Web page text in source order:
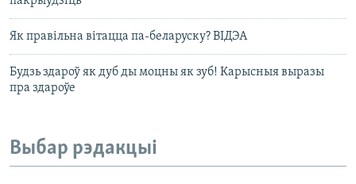
Як правільна вітацца па-беларуску? ВІДЭА
Будзь здароў як дуб ды моцны як зуб! Карысныя выразы
пра здароўе
Выбар рэдакцыі